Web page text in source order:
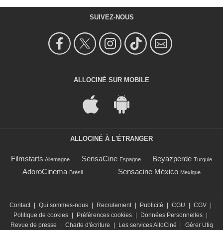
SUIVEZ-NOUS
ALLOCINÉ SUR MOBILE
ALLOCINÉ À L'ÉTRANGER
Filmstarts Allemagne SensaCine Espagne Beyazperde Turquie
AdoroCinema Brésil Sensacine México Mexique
Contact | Qui sommes-nous | Recrutement | Publicité | CGU | CGV |
Politique de cookies | Préférences cookies | Données Personnelles |
Revue de presse
| Charte d'écriture | Les services AlloCiné | Gérer Utiq